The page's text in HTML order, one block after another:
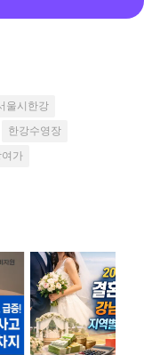
울시한강
한강수영장
여가